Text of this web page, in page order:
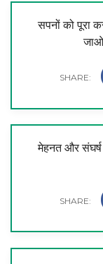
सपनों को पूरा
मेहनत और संघर्ष